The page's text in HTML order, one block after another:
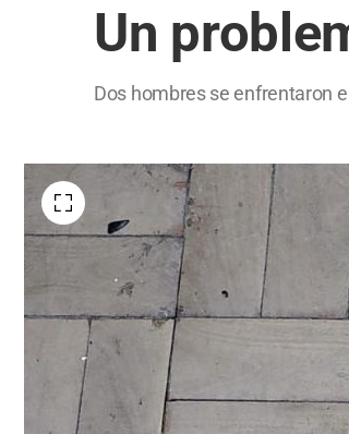
Un
Dos hombres se enfrentaron